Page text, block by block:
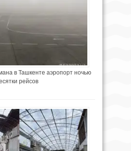
в Ташкенте аэропорт ночью
рейсов